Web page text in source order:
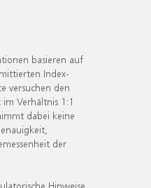
basieren auf
Index-
versuchen den
Verhältnis 1:1
dabei keine
der